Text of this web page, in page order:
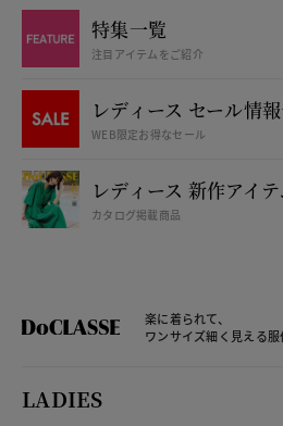
特集一覧
注目アイテムをご紹介
レディース セール情
WEB限定お得なセール
レディース 新作アイテ
カタログ掲載商品
楽に着られて、
ワンサイズ細く見える服
LADIES